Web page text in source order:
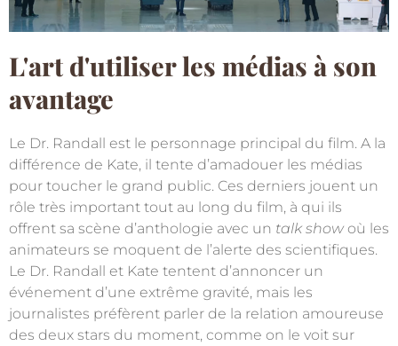
L'art d'utiliser les médias à son
avantage
Le Dr. Randall est le personnage principal du film. A la
différence de Kate, il tente d’amadouer les médias
pour toucher le grand public. Ces derniers jouent un
rôle très important tout au long du film, à qui ils
offrent sa scène d’anthologie avec un talk show où les
animateurs se moquent de l’alerte des scientifiques.
Le Dr. Randall et Kate tentent d’annoncer un
événement d’une extrême gravité, mais les
journalistes préfèrent parler de la relation amoureuse
des deux stars du moment, comme on le voit sur